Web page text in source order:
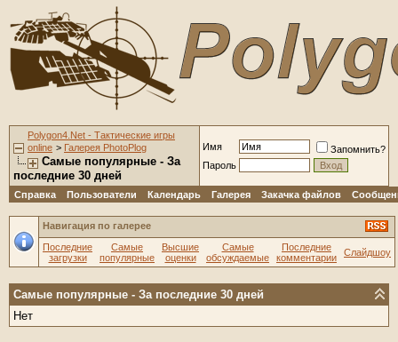
Polygon4.Net - Тактические игры
online > Галерея PhotoPlog
Самые популярные - За
последние 30 дней
Имя
Запомнить?
Пароль
Справка Пользователи Календарь Галерея Закачка файлов
Навигация по галерее
Последние
загрузки
Самые
популярные
Высшие
оценки
Самые
обсуждаемые
Последние
комментарии
Слайдшоу
Самые популярные - За последние 30 дней
Нет